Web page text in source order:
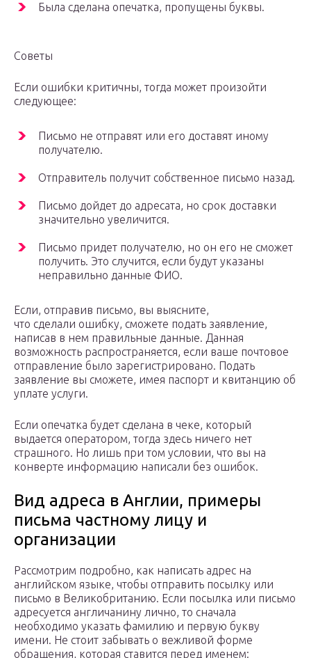
Была сделана опечатка, пропущены буквы.
Советы
Если ошибки критичны, тогда может произойти
следующее:
Письмо не отправят или его доставят иному
получателю.
Отправитель получит собственное письмо назад.
Письмо дойдет до адресата, но срок доставки
значительно увеличится.
Письмо придет получателю, но он его не сможет
получить. Это случится, если будут указаны
неправильно данные ФИО.
Если, отправив письмо, вы выясните,
что сделали ошибку, сможете подать заявление,
написав в нем правильные данные. Данная
возможность распространяется, если ваше почтовое
отправление было зарегистрировано. Подать
заявление вы сможете, имея паспорт и квитанцию об
уплате услуги.
Если опечатка будет сделана в чеке, который
выдается оператором, тогда здесь ничего нет
страшного. Но лишь при том условии, что вы на
конверте информацию написали без ошибок.
Вид адреса в Англии, примеры
письма частному лицу и
организации
Рассмотрим подробно, как написать адрес на
английском языке, чтобы отправить посылку или
письмо в Великобританию. Если посылка или письмо
адресуется англичанину лично, то сначала
необходимо указать фамилию и первую букву
имени. Не стоит забывать о вежливой форме
обращения, которая ставится перед именем: